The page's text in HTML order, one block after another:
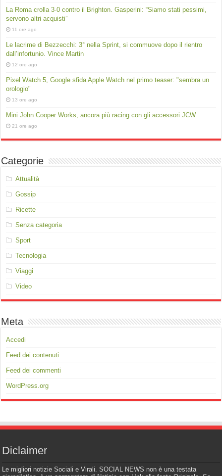
La Roma crolla 3-0 contro il Brighton. Gasperini: “Siamo stati pessimi,
servono altri acquisti”
11 ore ago
Le lacrime di Bezzecchi: 3° nella Sprint, si commuove dopo il rientro
dall’infortunio. Vince Martin
12 ore ago
Pixel Watch 5, Google sfida Apple Watch nel primo teaser: "sembra un
orologio"
13 ore ago
Mini John Cooper Works, ancora più racing con gli accessori JCW
21 ore ago
Categorie
Attualità
Gossip
Ricette
Senza categoria
Sport
Tecnologia
Viaggi
Video
Meta
Accedi
Feed dei contenuti
Feed dei commenti
WordPress.org
Diclaimer
Le migliori notizie Sociali e Virali. SOCIAL NEWS non è una testata